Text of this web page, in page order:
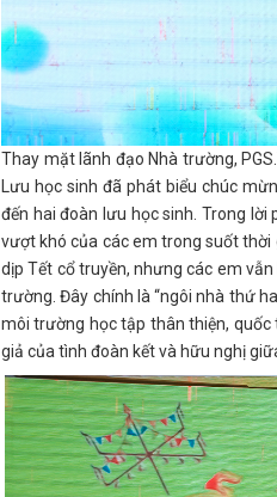
Thay mặt lãnh đạo Nhà trường,
Lưu học sinh đã phát biểu chúc
đến hai đoàn lưu học sinh. Trong
vượt khó của các em trong suốt thời
dịp Tết cổ truyền, nhưng các em
trường. Đây chính là “ngôi nhà thứ
môi trường học tập thân thiện, quốc
giả của tình đoàn kết và hữu nghị